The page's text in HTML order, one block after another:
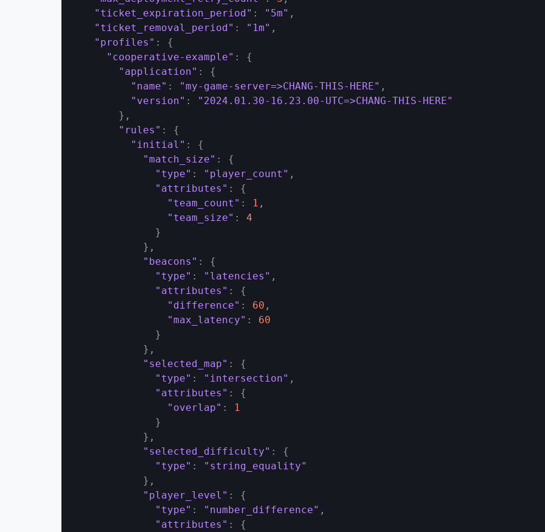
"ticket_expiration_period" : "5m" ,
"ticket_removal_period" : "1m" ,
"profiles" :
{
"cooperative-example" :
{
"application" :
{
"name" : "my-game-server=>CHANG-THIS-HERE" ,
"version" :
"2024.01.30-16.23.00-UTC=>CHANG-THIS-HERE"
} ,
"rules" :
{
"initial" :
{
"match_size" :
{
"type" : "player_count" ,
"attributes" :
{
"team_count" : 1 ,
"team_size" :
4
}
} ,
"beacons" :
{
"type" : "latencies" ,
"attributes" :
{
"difference" : 60 ,
"max_latency" :
60
}
} ,
"selected_map" :
{
"type" : "intersection" ,
"attributes" :
{
"overlap" :
1
}
} ,
"selected_difficulty" :
{
"type" :
"string_equality"
} ,
"player_level" :
{
"type" : "number_difference" ,
"attributes" :
{